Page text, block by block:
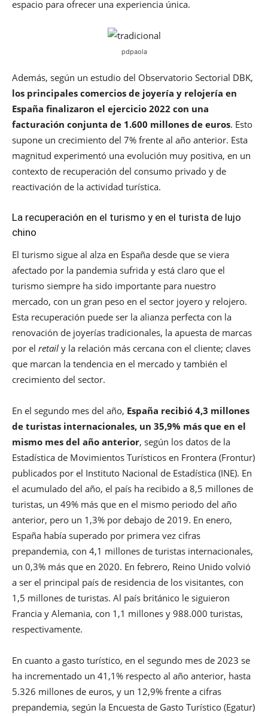
espacio para ofrecer una experiencia única.
pdpaola
Además, según un estudio del Observatorio Sectorial DBK,
los principales comercios de joyería y relojería en
España finalizaron el ejercicio 2022 con una
facturación conjunta de 1.600 millones de euros. Esto
supone un crecimiento del 7% frente al año anterior. Esta
magnitud experimentó una evolución muy positiva, en un
contexto de recuperación del consumo privado y de
reactivación de la actividad turística.
La recuperación en el turismo y en el turista de lujo
chino
El turismo sigue al alza en España desde que se viera
afectado por la pandemia sufrida y está claro que el
turismo siempre ha sido importante para nuestro
mercado, con un gran peso en el sector joyero y relojero.
Esta recuperación puede ser la alianza perfecta con la
renovación de joyerías tradicionales, la apuesta de marcas
por el retail y la relación más cercana con el cliente; claves
que marcan la tendencia en el mercado y también el
crecimiento del sector.
En el segundo mes del año, España recibió 4,3 millones
de turistas internacionales, un 35,9% más que en el
mismo mes del año anterior, según los datos de la
Estadística de Movimientos Turísticos en Frontera (Frontur)
publicados por el Instituto Nacional de Estadística (INE). En
el acumulado del año, el país ha recibido a 8,5 millones de
turistas, un 49% más que en el mismo periodo del año
anterior, pero un 1,3% por debajo de 2019. En enero,
España había superado por primera vez cifras
prepandemia, con 4,1 millones de turistas internacionales,
un 0,3% más que en 2020. En febrero, Reino Unido volvió
a ser el principal país de residencia de los visitantes, con
1,5 millones de turistas. Al país británico le siguieron
Francia y Alemania, con 1,1 millones y 988.000 turistas,
respectivamente.
En cuanto a gasto turístico, en el segundo mes de 2023 se
ha incrementado un 41,1% respecto al año anterior, hasta
5.326 millones de euros, y un 12,9% frente a cifras
prepandemia, según la Encuesta de Gasto Turístico (Egatur)